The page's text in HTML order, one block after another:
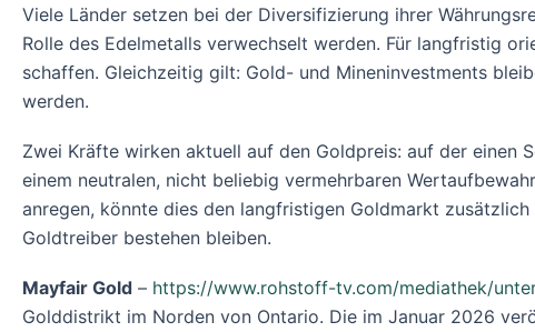
Viele Länder setzen bei der Diversifizierung ihrer
Rolle des Edelmetalls verwechselt werden. Für langfristig
schaffen. Gleichzeitig gilt: Gold- und Mineninvestments
werden.
Zwei Kräfte wirken aktuell auf den Goldpreis: auf der einen
einem neutralen, nicht beliebig vermehrbaren
anregen, könnte dies den langfristigen Goldmarkt
Goldtreiber bestehen bleiben.
Mayfair Gold – https://www.rohstoff-tv.com/mediathek/
Golddistrikt im Norden von Ontario. Die im Januar 2026